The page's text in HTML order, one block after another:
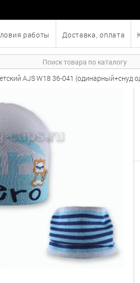
работы Доставка, оплата
AJS W18 36-041 (одинарный+снуд